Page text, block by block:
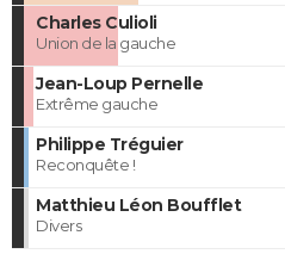
Charles Culioli
Union de la gauche
Jean-Loup Pernelle
Extrême gauche
Philippe Tréguier
Reconquête !
Matthieu Léon Boufflet
Divers